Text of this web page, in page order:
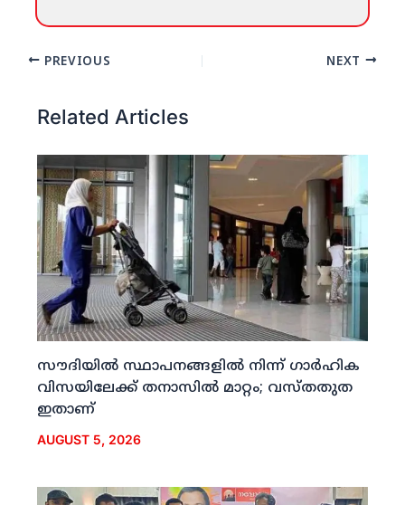
PREVIOUS NEXT
Related Articles
സൗദിയില്‍ സ്ഥാപനങ്ങളില്‍ നിന്ന് ഗാര്‍ഹിക
വിസയിലേക്ക് തനാസില്‍ മാറ്റം; വസ്തതുത
ഇതാണ്
AUGUST 5, 2026